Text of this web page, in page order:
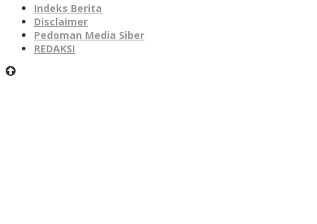
Indeks Berita
Disclaimer
Pedoman Media Siber
REDAKSI